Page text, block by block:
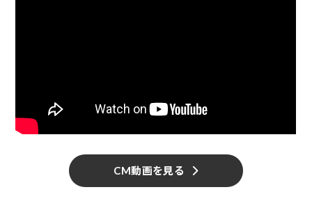
CM動画を見る